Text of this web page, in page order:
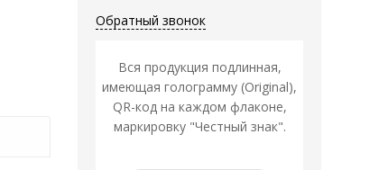
Обратный звонок
Вся продукция подлинная,
имеющая голограмму (Original),
QR-код на каждом флаконе,
маркировку "Честный знак".